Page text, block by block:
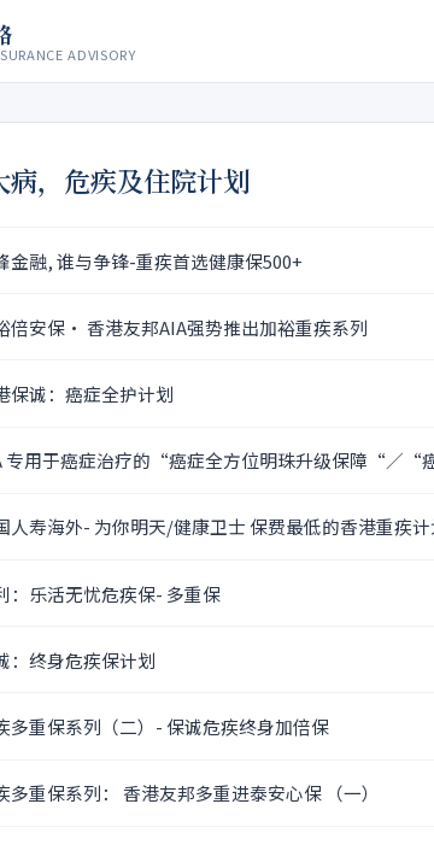
ADVISORY
病，危疾及住院计划
金融, 谁与争锋-重疾首选健康保500+
倍安保· 香港友邦AIA强势推出加裕重疾系列
保诚：癌症全护计划
专用于癌症治疗的“癌症全方位明珠升级保障“／“
人寿海外- 为你明天/健康卫士 保费最低的香港重疾计
：乐活无忧危疾保- 多重保
：终身危疾保计划
多重保系列（二）- 保诚危疾终身加倍保
多重保系列： 香港友邦多重进泰安心保 （一）